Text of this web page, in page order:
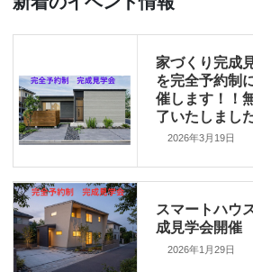
家づくり完成
を完全予約制
催します！！
了いたしました
2026年3月19日
スマートハ
成見学会開催
2026年1月29日